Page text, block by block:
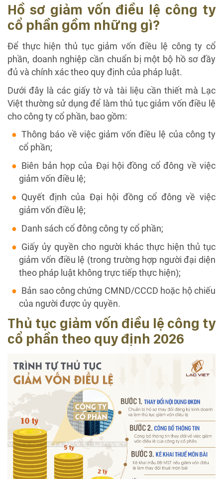
Hồ sơ giảm vốn điều lệ công ty
cổ phần gồm những gì?
Để thực hiện thủ tục giảm vốn điều lệ công ty cổ
phần, doanh nghiệp cần chuẩn bị một bộ hồ sơ đầy
đủ và chính xác theo quy định của pháp luật.
Dưới đây là các giấy tờ và tài liệu cần thiết mà Lạc
Việt thường sử dụng để làm thủ tục giảm vốn điều lệ
cho công ty cổ phần, bao gồm:
Thông báo về việc giảm vốn điều lệ của công ty
cổ phần;
Biên bản họp của Đại hội đồng cổ đông về việc
giảm vốn điều lệ;
Quyết định của Đại hội đồng cổ đông về việc
giảm vốn điều lệ;
Danh sách cổ đông công ty cổ phần;
Giấy ủy quyền cho người khác thực hiện thủ tục
giảm vốn điều lệ (trong trường hợp người đại diện
theo pháp luật không trực tiếp thực hiện);
Bản sao công chứng CMND/CCCD hoặc hộ chiếu
của người được ủy quyền.
Thủ tục giảm vốn điều lệ công ty
cổ phần theo quy định 2026